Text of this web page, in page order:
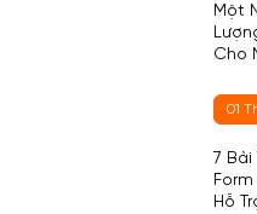
Một
Cho
01
7
Hỗ